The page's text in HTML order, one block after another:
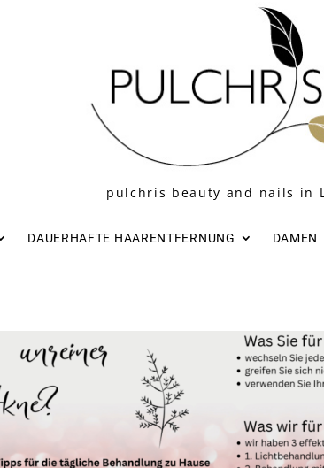
pulchris beauty and nails in
DAUERHAFTE HAARENTFERNUNG DAMEN